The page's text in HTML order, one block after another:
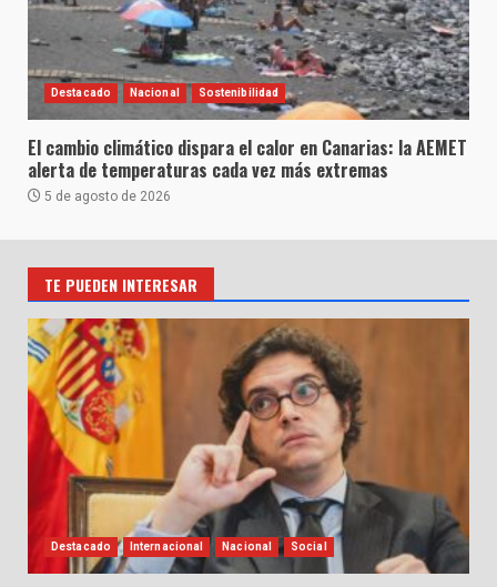
Destacado Nacional Sostenibilidad
El cambio climático dispara el calor en Canarias: la AEMET
alerta de temperaturas cada vez más extremas
5 de agosto de 2026
TE PUEDEN INTERESAR
Destacado Internacional Nacional Social